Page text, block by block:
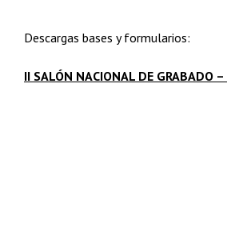
Descargas bases y formularios:
II SALÓN NACIONAL DE GRABADO